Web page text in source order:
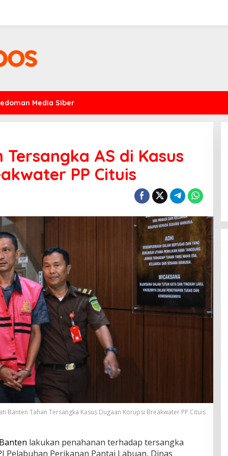
Media Siber
AS di Kasus
PP Cituis
Banten Tahan Tersangka Kasus Dugaan Korupsi Breakwater PP Cituis
lakukan penahanan terhadap tersangka
Pelabuhan Perikanan Pantai Labuan, Dinas